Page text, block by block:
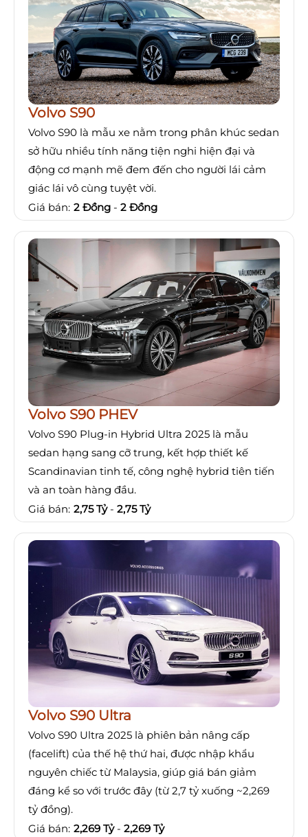
Volvo S90
Volvo S90 là mẫu xe nằm trong phân khúc sedan
sở hữu nhiều tính năng tiện nghi hiện đại và
động cơ mạnh mẽ đem đến cho người lái cảm
giác lái vô cùng tuyệt vời.
Giá bán: 2 Đồng - 2 Đồng
Volvo S90 PHEV
Volvo S90 Plug-in Hybrid Ultra 2025 là mẫu
sedan hạng sang cỡ trung, kết hợp thiết kế
Scandinavian tinh tế, công nghệ hybrid tiên tiến
và an toàn hàng đầu.
Giá bán: 2,75 Tỷ - 2,75 Tỷ
Volvo S90 Ultra
Volvo S90 Ultra 2025 là phiên bản nâng cấp
(facelift) của thế hệ thứ hai, được nhập khẩu
nguyên chiếc từ Malaysia, giúp giá bán giảm
đáng kể so với trước đây (từ 2,7 tỷ xuống ~2,269
tỷ đồng).
Giá bán: 2,269 Tỷ - 2,269 Tỷ